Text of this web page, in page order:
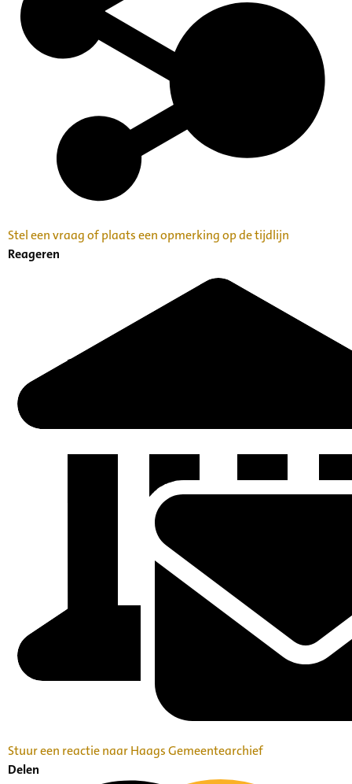
Stel een vraag of plaats een opmerking op de tijdlijn
Reageren
Stuur een reactie naar Haags Gemeentearchief
Delen